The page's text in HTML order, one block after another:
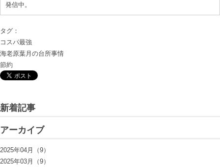
発信中。
タグ：
コスパ最強
海老原葉月の台所事情
節約
新着記事
アーカイブ
2025年04月（9）
2025年03月（9）